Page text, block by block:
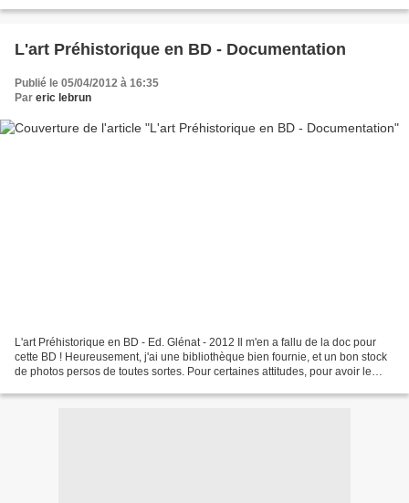
L'art Préhistorique en BD - Documentation
Publié le 05/04/2012 à 16:35
Par eric lebrun
L'art Préhistorique en BD - Ed. Glénat - 2012 Il m'en a fallu de la doc pour
cette BD ! Heureusement, j'ai une bibliothèque bien fournie, et un bon stock
de photos persos de toutes sortes. Pour certaines attitudes, pour avoir le